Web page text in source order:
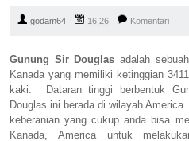
godam64 16:26 Komentari
Gunung Sir Douglas adalah
Kanada yang memiliki ketinggian
kaki. Dataran tinggi berbentuk
Douglas ini berada di wilayah
keberanian yang cukup anda bisa
Kanada, America untuk